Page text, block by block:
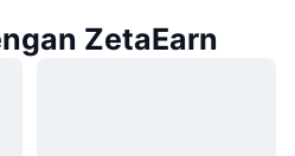
ZetaEarn